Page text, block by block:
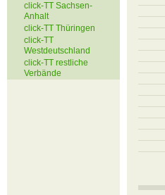
click-TT Sachsen-
Anhalt
click-TT Thüringen
click-TT
Westdeutschland
click-TT restliche
Verbände